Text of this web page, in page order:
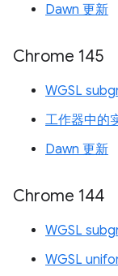
Dawn 更新
Chrome 145
WGSL
工作器中的
Dawn 更新
Chrome 144
WGSL
WGSL